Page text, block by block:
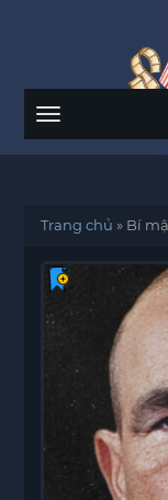
Menu
Trang chủ » Bí